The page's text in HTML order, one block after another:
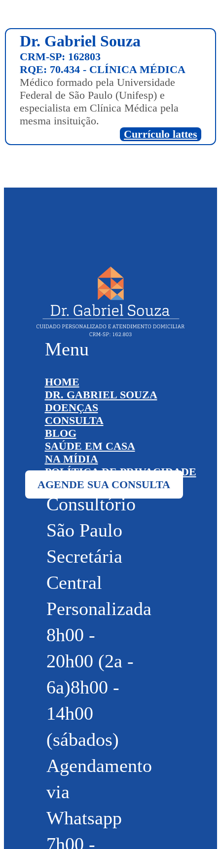
Dr. Gabriel Souza
CRM-SP: 162803
RQE: 70.434 - CLÍNICA MÉDICA
Médico formado pela Universidade
Federal de São Paulo (Unifesp) e
especialista em Clínica Médica pela
mesma insituição.
Currículo lattes
Menu
HOME
DR. GABRIEL SOUZA
DOENÇAS
CONSULTA
BLOG
SAÚDE EM CASA
NA MÍDIA
POLÍTICA DE PRIVACIDADE
AGENDE SUA CONSULTA
Consultório
São Paulo
Secretária
Central
Personalizada
8h00 -
20h00 (2a -
6a)8h00 -
14h00
(sábados)
Agendamento
via
Whatsapp
7h00 -